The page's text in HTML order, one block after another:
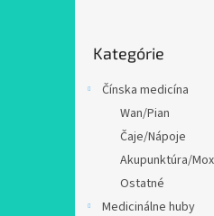
kategórie
Kategórie
Čínska medicína
Wan/Pian
Čaje/Nápoje
Akupunktúra/
Ostatné
Medicinálne huby